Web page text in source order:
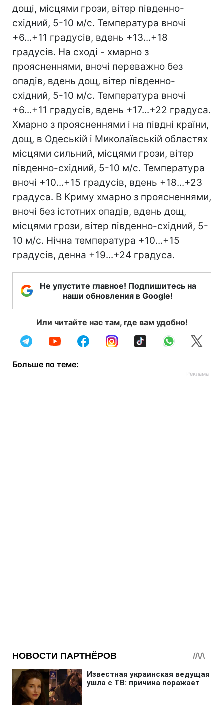
дощі, місцями грози, вітер південно-
східний, 5-10 м/с. Температура вночі
+6...+11 градусів, вдень +13...+18
градусів. На сході - хмарно з
проясненнями, вночі переважно без
опадів, вдень дощ, вітер південно-
східний, 5-10 м/с. Температура вночі
+6...+11 градусів, вдень +17...+22 градуса.
Хмарно з проясненнями і на півдні країни,
дощ, в Одеській і Миколаївській областях
місцями сильний, місцями грози, вітер
південно-східний, 5-10 м/с. Температура
вночі +10...+15 градусів, вдень +18...+23
градуса. В Криму хмарно з проясненнями,
вночі без істотних опадів, вдень дощ,
місцями грози, вітер південно-східний, 5-
10 м/с. Нічна температура +10...+15
градусів, денна +19...+24 градуса.
Не упустите главное! Подпишитесь на
наши обновления в Google!
Или читайте нас там, где вам удобно!
Больше по теме: